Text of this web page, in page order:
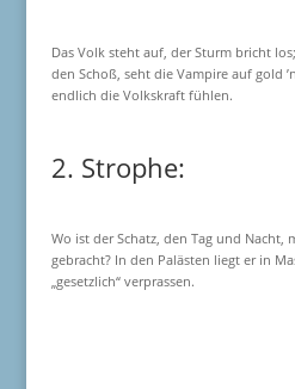
Das Volk steht auf, der Sturm bricht
den Schoß, seht die Vampire auf gold
endlich die Volkskraft fühlen.
2. Strophe:
Wo ist der Schatz, den Tag und Nacht,
gebracht? In den Palästen liegt er in
„gesetzlich“ verprassen.